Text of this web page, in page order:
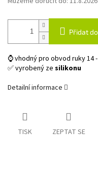
Přidat
⌚ vhodný pro obvod ruky 14
✅ vyrobený ze silikonu
Detailní informace
TISK ZEPTAT SE